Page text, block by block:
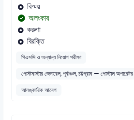
বিস্ময়
অলংকার
করুণা
বিরক্তি
পিএসসি ও অন্যান্য নিয়োগ পরীক্ষা
পোস্টমাস্টার জেনারেল, পূর্বাঞ্চল, চট্টগ্রাম — পোস্টাল অপারেটর
আলঙ্কারিক আবেগ